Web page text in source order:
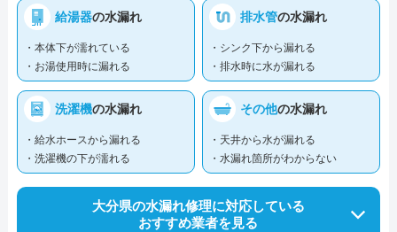
給湯器の水漏れ
・本体下が濡れている
・お湯使用時に漏れる
排水管の水漏れ
・シンク下から漏れる
・排水時に水が漏れる
洗濯機の水漏れ
・給水ホースから漏れる
・洗濯機の下が濡れる
その他の水漏れ
・天井から水が漏れる
・水漏れ箇所がわからない
大分県の水漏れ修理に対応している
おすすめ業者を見る